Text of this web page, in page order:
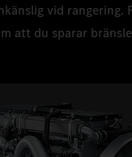
vid rangering.
att du sparar